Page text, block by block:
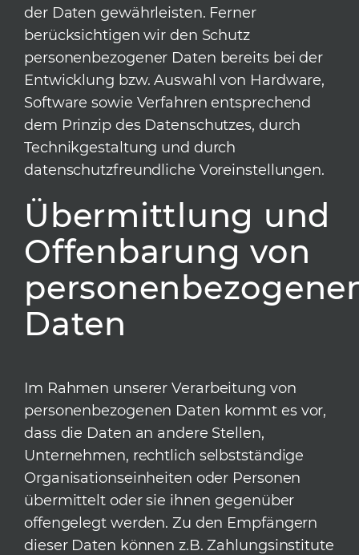
der Daten gewährleisten. Ferner
berücksichtigen wir den Schutz
personenbezogener Daten bereits bei der
Entwicklung bzw. Auswahl von Hardware,
Software sowie Verfahren entsprechend
dem Prinzip des Datenschutzes, durch
Technikgestaltung und durch
datenschutzfreundliche Voreinstellungen.
Übermittlung und
Offenbarung von
Daten
Im Rahmen unserer Verarbeitung von
personenbezogenen Daten kommt es vor,
dass die Daten an andere Stellen,
Unternehmen, rechtlich selbstständige
Organisationseinheiten oder Personen
übermittelt oder sie ihnen gegenüber
offengelegt werden. Zu den Empfängern
dieser Daten können z.B. Zahlungsinstitute